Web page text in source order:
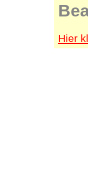
Hier